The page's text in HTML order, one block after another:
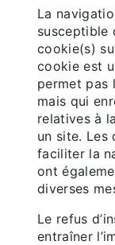
La
susceptible
cookie(s)
cookie est
permet pas
mais qui
relatives à
un site. Les
faciliter la
ont
diverses
Le refus
entraîner